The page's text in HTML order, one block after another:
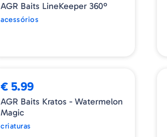
AGR Baits LineKeeper 360º
acessórios
€ 5.99
AGR Baits Kratos - Watermelon
Magic
criaturas